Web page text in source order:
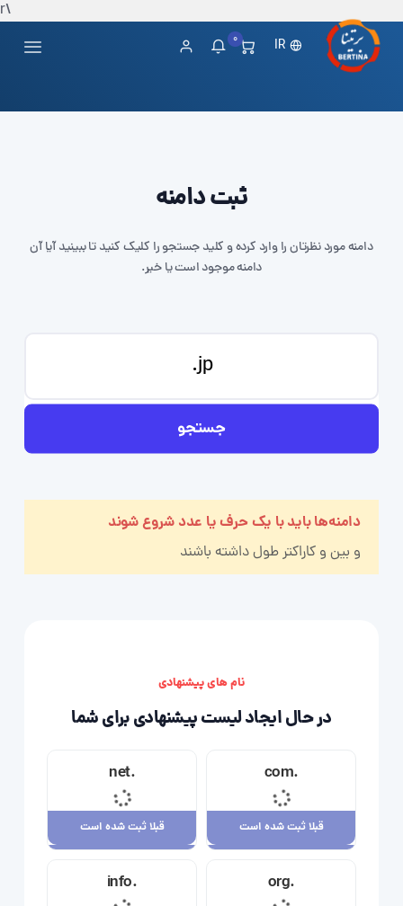
\r
IR
0
ثبت دامنه
دامنه مورد نظرتان را وارد کرده و کلید جستجو را کلیک کنید تا ببینید آیا آن
دامنه موجود است یا خیر.
جستجو
دامنه‌ها باید با یک حرف یا عدد شروع شوند
و بین و کاراکتر طول داشته باشند
نام های پیشنهادی
در حال ایجاد لیست پیشنهادی برای شما
.com
قبلا ثبت شده است
23,710,000 ریال
.net
قبلا ثبت شده است
.org
.info